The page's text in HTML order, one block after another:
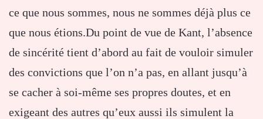
ce que nous sommes, nous ne sommes déjà plus ce
que nous étions.Du point de vue de Kant, l’absence
de sincérité tient d’abord au fait de vouloir simuler
des convictions que l’on n’a pas, en allant jusqu’à
se cacher à soi-même ses propres doutes, et en
exigeant des autres qu’eux aussi ils simulent la